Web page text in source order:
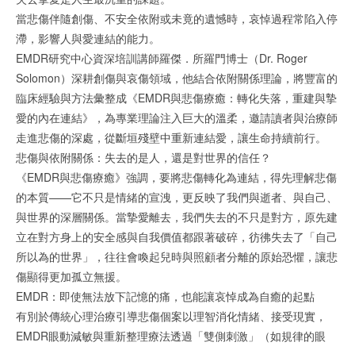
當悲傷伴隨創傷、不安全依附或未竟的遺憾時，哀悼過程常陷入停
滯，影響人與愛連結的能力。
EMDR研究中心資深培訓講師羅傑．所羅門博士（Dr. Roger
Solomon）深耕創傷與哀傷領域，他結合依附關係理論，將豐富的
臨床經驗與方法彙整成《EMDR與悲傷療癒：轉化失落，重建與摯
愛的內在連結》，為專業理論注入巨大的溫柔，邀請讀者與治療師
走進悲傷的深處，從斷垣殘壁中重新連結愛，讓生命持續前行。
悲傷與依附關係：失去的是人，還是對世界的信任？
《EMDR與悲傷療癒》強調，要將悲傷轉化為連結，得先理解悲傷
的本質——它不只是情緒的宣洩，更反映了我們與逝者、與自己、
與世界的深層關係。當摯愛離去，我們失去的不只是對方，原先建
立在對方身上的安全感與自我價值都跟著破碎，彷彿失去了「自己
所以為的世界」，往往會喚起兒時與照顧者分離的原始恐懼，讓悲
傷顯得更加孤立無援。
EMDR：即使無法放下記憶的痛，也能讓哀悼成為自癒的起點
有別於傳統心理治療引導悲傷個案以理智消化情緒、接受現實，
EMDR眼動減敏與重新整理療法透過「雙側刺激」（如規律的眼